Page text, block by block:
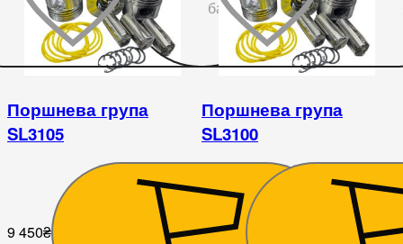
бажаного
Поршнева група
SL3105
9 450₴
Поршнева група
SL3100
9 000₴